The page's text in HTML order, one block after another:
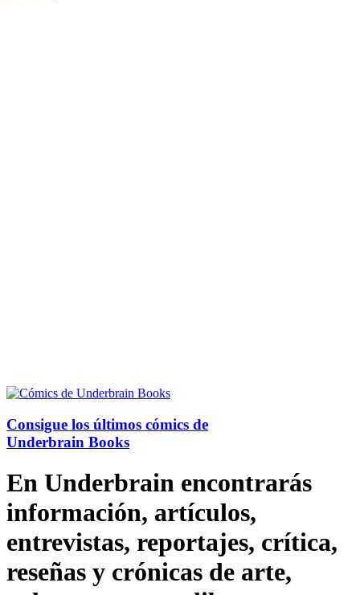
Consigue los últimos cómics de
Underbrain Books
En Underbrain encontrarás
información, artículos,
entrevistas, reportajes, crítica,
reseñas y crónicas de arte,